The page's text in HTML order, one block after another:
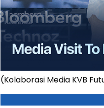
(Kolaborasi Media KVB